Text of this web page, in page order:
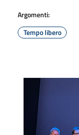
Argomenti:
Tempo libero